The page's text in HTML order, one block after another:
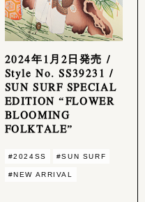
2024年1月2日発売 /
Style No. SS39231 /
SUN SURF SPECIAL
EDITION “FLOWER
BLOOMING
FOLKTALE”
#2024SS #SUN SURF
#NEW ARRIVAL